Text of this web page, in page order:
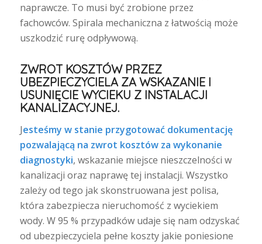
naprawcze. To musi być zrobione przez
fachowców. Spirala mechaniczna z łatwością może
uszkodzić rurę odpływową.
ZWROT KOSZTÓW PRZEZ
UBEZPIECZYCIELA ZA WSKAZANIE I
USUNIĘCIE WYCIEKU Z INSTALACJI
KANALIZACYJNEJ.
Jesteśmy w stanie przygotować dokumentację
pozwalającą na zwrot kosztów za wykonanie
diagnostyki, wskazanie miejsce nieszczelności w
kanalizacji oraz naprawę tej instalacji. Wszystko
zależy od tego jak skonstruowana jest polisa,
która zabezpiecza nieruchomość z wyciekiem
wody. W 95 % przypadków udaje się nam odzyskać
od ubezpieczyciela pełne koszty jakie poniesione